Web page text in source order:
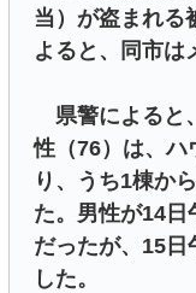
当）が盗まれる
よると、同市は
県警によると
性（76）は、ハ
り、うち1棟か
た。男性が14日
だったが、15日
した。